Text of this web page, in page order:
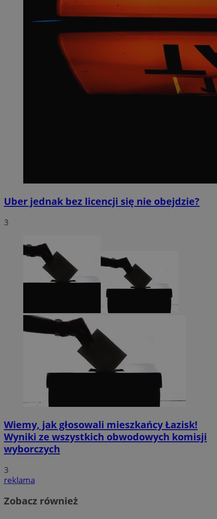
Uber jednak bez licencji się nie obejdzie?
3
Wiemy, jak głosowali mieszkańcy Łazisk!
Wyniki ze wszystkich obwodowych komisji
wyborczych
3
reklama
Zobacz również